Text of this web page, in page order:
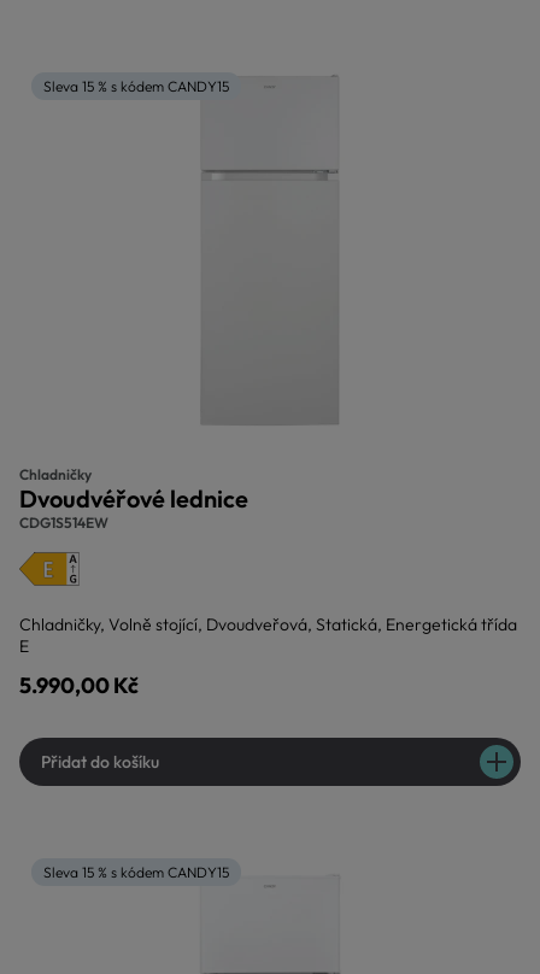
Sleva 15 % s kódem CANDY15
Chladničky
Dvoudvéřové lednice
CDG1S514EW
Chladničky, Volně stojící, Dvoudveřová, Statická, Energetická třída
E
5.990,00 Kč
Přidat do košíku
Sleva 15 % s kódem CANDY15